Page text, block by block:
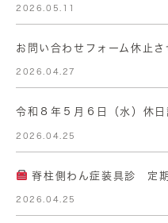
2026.05.11
お問い合わせフォーム休止さ
2026.04.27
令和８年５月６日（水）休日
2026.04.25
脊柱側わん症装具診 定
2026.04.25